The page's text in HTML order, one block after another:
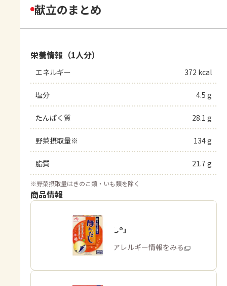
献立のまとめ
栄養情報（1人分）
エネルギー 372 kcal
塩分 4.5 g
たんぱく質 28.1 g
野菜摂取量※ 134 g
脂質 21.7 g
※野菜摂取量はきのこ類・いも類を除く
商品情報
「ほんだし®」
商品・アレルギー情報をみる